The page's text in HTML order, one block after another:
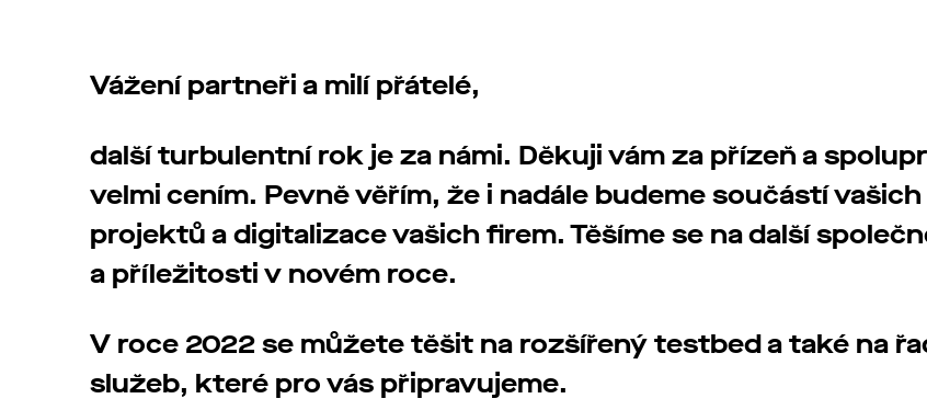
Vážení partneři a milí přátelé,
další turbulentní rok je za námi. Děkuji vám za přízeň a
velmi cením. Pevně věřím, že i nadále budeme součástí
projektů a digitalizace vašich firem. Těšíme se na další
a příležitosti v novém roce.
V roce 2022 se můžete těšit na rozšířený testbed a také na
služeb, které pro vás připravujeme.